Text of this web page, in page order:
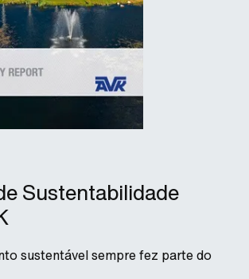
Sustentabilidade
sustentável sempre fez parte do